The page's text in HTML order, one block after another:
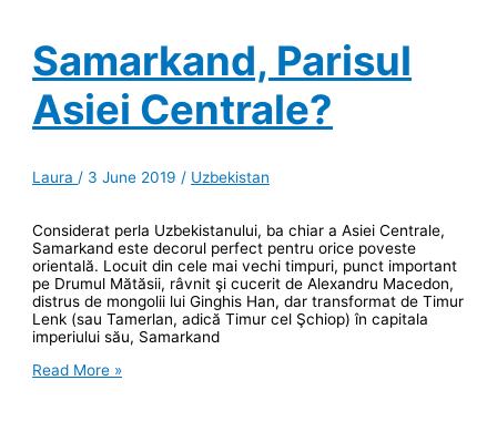
Samarkand, Parisul
Asiei Centrale?
Laura/ 3 June 2019/ Uzbekistan
Considerat perla Uzbekistanului, ba chiar a Asiei Centrale,
Samarkand este decorul perfect pentru orice poveste
orientală. Locuit din cele mai vechi timpuri, punct important
pe Drumul Mătăsii, râvnit şi cucerit de Alexandru Macedon,
distrus de mongolii lui Ginghis Han, dar transformat de Timur
Lenk (sau Tamerlan, adică Timur cel Şchiop) în capitala
imperiului său, Samarkand
Samarkand,
Read More »